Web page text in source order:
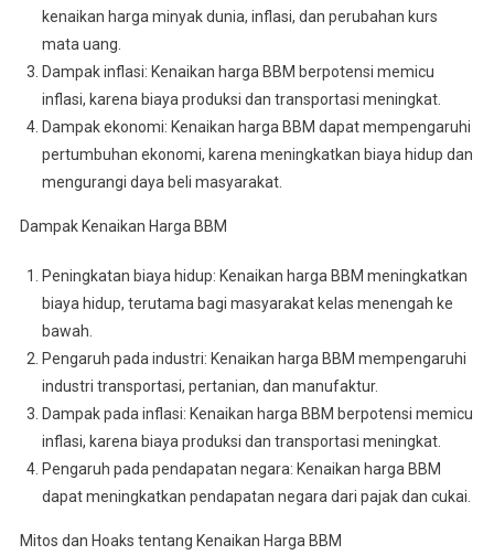
kenaikan harga minyak dunia, inflasi, dan perubahan kurs
mata uang.
Dampak inflasi: Kenaikan harga BBM berpotensi memicu
inflasi, karena biaya produksi dan transportasi meningkat.
Dampak ekonomi: Kenaikan harga BBM dapat mempengaruhi
pertumbuhan ekonomi, karena meningkatkan biaya hidup dan
mengurangi daya beli masyarakat.
Dampak Kenaikan Harga BBM
Peningkatan biaya hidup: Kenaikan harga BBM meningkatkan
biaya hidup, terutama bagi masyarakat kelas menengah ke
bawah.
Pengaruh pada industri: Kenaikan harga BBM mempengaruhi
industri transportasi, pertanian, dan manufaktur.
Dampak pada inflasi: Kenaikan harga BBM berpotensi memicu
inflasi, karena biaya produksi dan transportasi meningkat.
Pengaruh pada pendapatan negara: Kenaikan harga BBM
dapat meningkatkan pendapatan negara dari pajak dan cukai.
Mitos dan Hoaks tentang Kenaikan Harga BBM